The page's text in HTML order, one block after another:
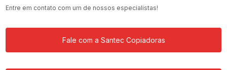
Entre em contato com um de nossos especialistas!
Fale com a Santec Copiadoras